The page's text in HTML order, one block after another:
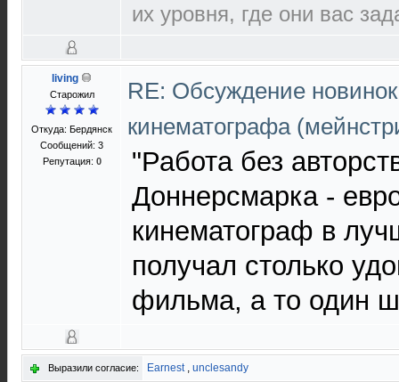
их уровня, где они вас
living
Старожил
Откуда: Бердянск
Сообщений: 3
Репутация: 0
RE: Обсуждение
кинематографа
"Работа без
Доннерсмарка -
кинематограф в
получал столько
фильма, а то один
Выразили согласие: Earnest, unclesandy